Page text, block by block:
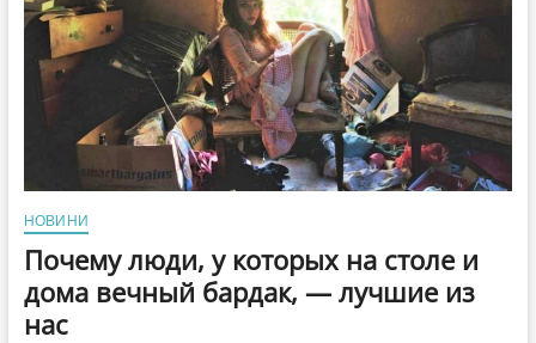
Китая:
Все
мы
люди
НОВИНИ
Почему люди, у которых на столе и
дома вечный бардак, — лучшие из
нас